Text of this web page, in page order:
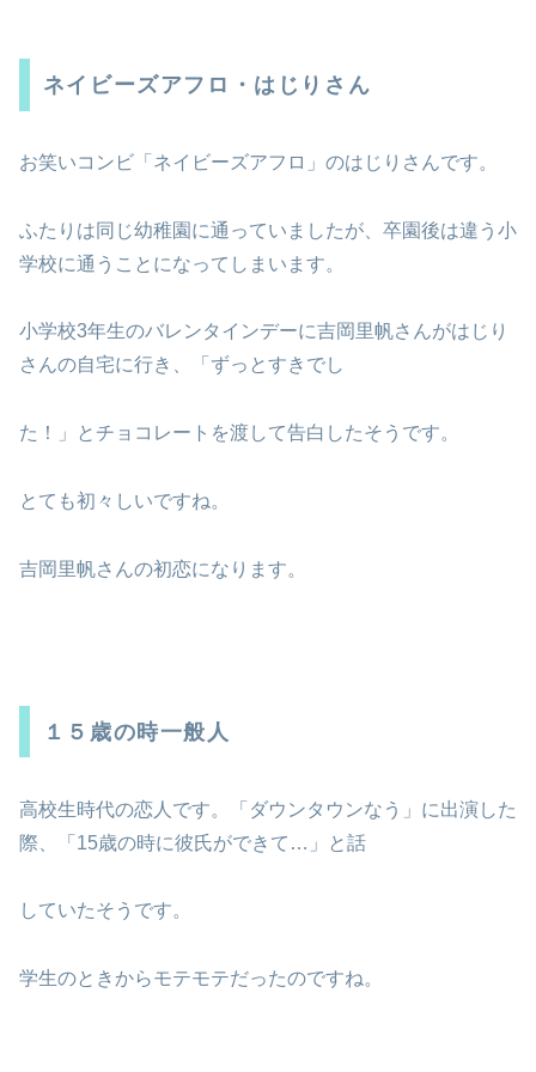
ネイビーズアフロ・はじりさん
お笑いコンビ「ネイビーズアフロ」のはじりさんです。
ふたりは同じ幼稚園に通っていましたが、卒園後は違う小
学校に通うことになってしまいます。
小学校3年生のバレンタインデーに吉岡里帆さんがはじり
さんの自宅に行き、「ずっとすきでし
た！」とチョコレートを渡して告白したそうです。
とても初々しいですね。
吉岡里帆さんの初恋になります。
１５歳の時一般人
高校生時代の恋人です。「ダウンタウンなう」に出演した
際、「15歳の時に彼氏ができて…」と話
していたそうです。
学生のときからモテモテだったのですね。